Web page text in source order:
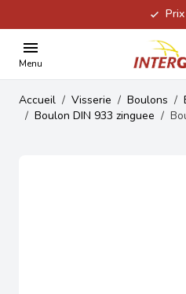
Menu
Accueil / Visserie / Boulons /
/ Boulon DIN 933 zinguee /